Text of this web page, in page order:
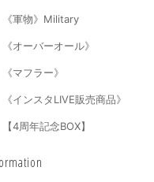
《軍物》Military
《オーバーオール》
《マフラー》
《インスタLIVE販売商品》
【4周年記念BOX】